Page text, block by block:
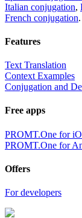
Italian conjugation,
French conjugation.
Features
Text Translation
Context Examples
Conjugation and
Free apps
PROMT.One for
PROMT.One for
Offers
For developers